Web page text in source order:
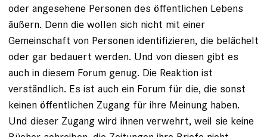
oder angesehene Personen des öffentlichen Lebens
äußern. Denn die wollen sich nicht mit einer
Gemeinschaft von Personen identifizieren, die belächelt
oder gar bedauert werden. Und von diesen gibt es
auch in diesem Forum genug. Die Reaktion ist
verständlich. Es ist auch ein Forum für die, die sonst
keinen öffentlichen Zugang für ihre Meinung haben.
Und dieser Zugang wird ihnen verwehrt, weil sie keine